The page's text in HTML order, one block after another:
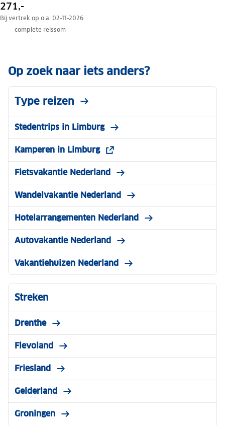
271,-
Bij vertrek op o.a. 02-11-2026
complete reissom
Op zoek naar iets anders?
Type reizen
Stedentrips in Limburg
Kamperen in Limburg
Fietsvakantie Nederland
Wandelvakantie Nederland
Hotelarrangementen Nederland
Autovakantie Nederland
Vakantiehuizen Nederland
Streken
Drenthe
Flevoland
Friesland
Gelderland
Groningen